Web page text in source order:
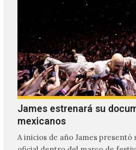
James estrenará su
mexicanos
A inicios de año James